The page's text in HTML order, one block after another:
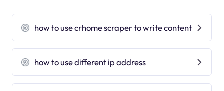
how to use crhome scraper to write content
how to use different ip address